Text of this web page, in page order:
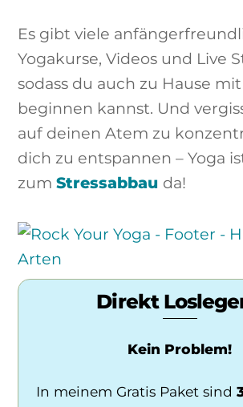
Es gibt viele
Yogakurse, Videos und Live
sodass du auch zu Hause
beginnen kannst. Und
auf deinen Atem zu
dich zu entspannen – Yoga
zumStressabbau da!
Direkt
Kein Problem!
In meinem Gratis Paket sind